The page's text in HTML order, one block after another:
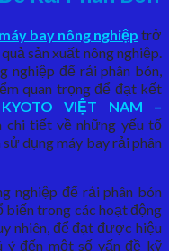
máy bay nông nghiệp trở
sản xuất nông nghiệp.
nghiệp để rải phân bón,
quan trọng để đạt kết
KYOTO VIỆT NAM –
chi tiết về những yếu tố
dụng máy bay rải phân
nghiệp để rải phân bón
biến trong các hoạt động
nhiên, để đạt được hiệu
ý đến một số vấn đề kỹ